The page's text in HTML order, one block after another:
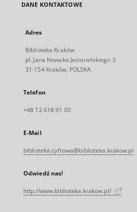
DANE KONTAKTOWE
Adres
Biblioteka Kraków
pl. Jana Nowaka Jeziorańskiego 3
31-154 Kraków, POLSKA
Telefon
+48 12 618 91 00
E-Mail
biblioteka.cyfrowa@biblioteka.krakow.pl
Odwiedź nas!
http://www.biblioteka.krakow.pl/